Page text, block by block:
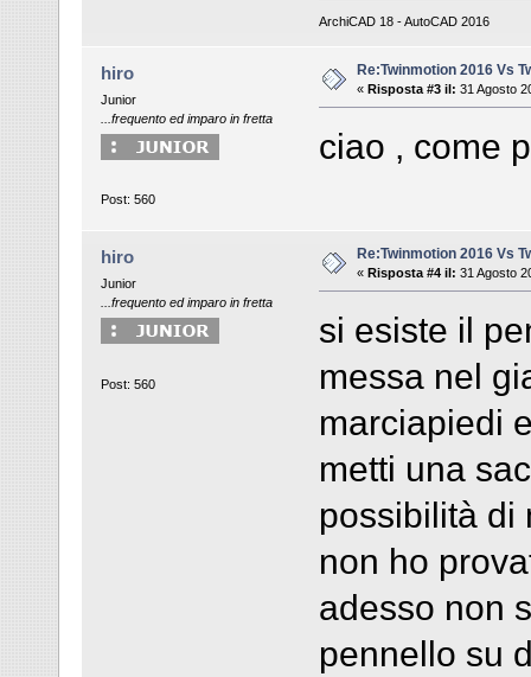
ArchiCAD 18 - AutoCAD 2016
hiro
Junior
...frequento ed imparo in fretta
Post: 560
Re:Twinmotion 2016 Vs
« Risposta #3 il: 31 Agosto
ciao , come
hiro
Junior
...frequento ed imparo in fretta
Post: 560
Re:Twinmotion 2016 Vs
« Risposta #4 il: 31 Agosto
si esiste il
messa nel
marciapiedi
metti una
possibilità di
non ho
adesso non
pennello su